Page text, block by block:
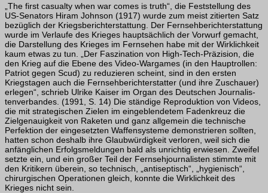
„The first casualty when war comes is truth“, die Feststellung des
US-Senators Hiram Johnson (1917) wurde zum meist zitierten Satz
bezüglich der Kriegsberichterstat­tung. Der Fernsehberichterstattung
wurde im Verlaufe des Krieges hauptsächlich der Vorwurf gemacht,
die Darstellung des Krieges im Fernsehen habe mit der Wirklich­keit
kaum etwas zu tun. „Der Faszination von High-Tech-Präzision, die
den Krieg auf die Ebene des Video-Wargames (in den Hauptrollen:
Patriot gegen Scud) zu reduzie­ren scheint, sind in den ersten
Kriegstagen auch die Fernsehberichterstatter (und ihre Zuschauer)
erlegen“, schrieb Ulrike Kaiser im Organ des Deutschen Journalis­
tenverbandes. (1991, S. 14) Die ständige Reproduktion von Videos,
die mit strategi­schen Zielen im eingeblendetem Fadenkreuz die
Zielgenauigkeit von Raketen und ganz allgemein die technische
Perfektion der eingesetzten Waffensysteme demonst­rieren sollten,
hatten schon deshalb ihre Glaubwürdigkeit verloren, weil sich die
an­fänglichen Erfolgsmeldungen bald als unrichtig erwiesen. Zweifel
setzte ein, und ein großer Teil der Fernsehjournalisten stimmte mit
den Kritikern überein, so technisch, „antiseptisch“, „hygienisch“,
chirurgischen Operationen gleich, konnte die Wirklichkeit des
Krieges nicht sein.